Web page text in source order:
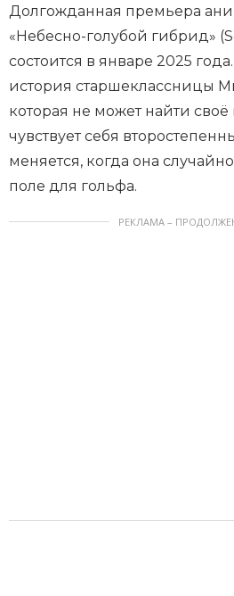
Долгожданная премьера
«Небесно-голубой гибрид»
состоится в январе 2025
история старшеклассницы
которая не может найти
чувствует себя
меняется, когда она
поле для гольфа.
РЕКЛАМА –